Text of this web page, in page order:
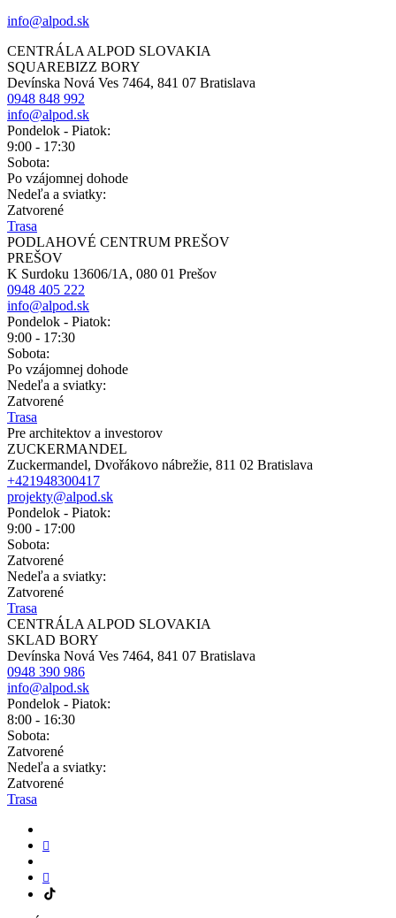
info@alpod.sk
CENTRÁLA ALPOD SLOVAKIA
SQUAREBIZZ BORY
Devínska Nová Ves 7464, 841 07 Bratislava
0948 848 992
info@alpod.sk
Pondelok - Piatok:
9:00 - 17:30
Sobota:
Po vzájomnej dohode
Nedeľa a sviatky:
Zatvorené
Trasa
PODLAHOVÉ CENTRUM PREŠOV
PREŠOV
K Surdoku 13606/1A, 080 01 Prešov
0948 405 222
info@alpod.sk
Pondelok - Piatok:
9:00 - 17:30
Sobota:
Po vzájomnej dohode
Nedeľa a sviatky:
Zatvorené
Trasa
Pre architektov a investorov
ZUCKERMANDEL
Zuckermandel, Dvořákovo nábrežie, 811 02 Bratislava
+421948300417
projekty@alpod.sk
Pondelok - Piatok:
9:00 - 17:00
Sobota:
Zatvorené
Nedeľa a sviatky:
Zatvorené
Trasa
CENTRÁLA ALPOD SLOVAKIA
SKLAD BORY
Devínska Nová Ves 7464, 841 07 Bratislava
0948 390 986
info@alpod.sk
Pondelok - Piatok:
8:00 - 16:30
Sobota:
Zatvorené
Nedeľa a sviatky:
Zatvorené
Trasa